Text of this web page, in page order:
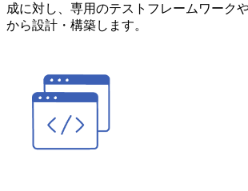
成に対し、専用のテストフレームワーク
から設計・構築します。